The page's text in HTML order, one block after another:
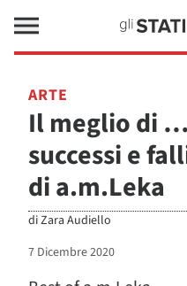
ARTE
Il meglio di
successi e
di a.m.Leka
diZara Audiello
7 Dicembre 2020